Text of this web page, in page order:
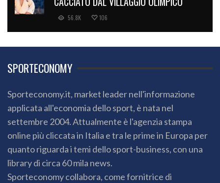
56.8K 106
SPORTECONOMY
Sporteconomy.it, market leader nell'informazione
applicata all'economia dello sport, è nata nel
settembre 2004. Attualmente è l'agenzia stampa
online più cliccata in Italia e tra le prime in Europa per
quanto riguarda i temi dello sport-business, con una
library di circa 60 mila news.
Sporteconomy collabora, come fornitrice di